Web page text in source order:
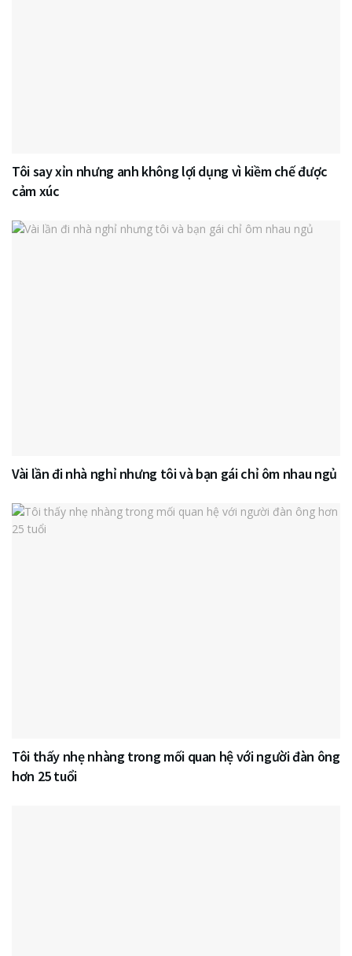
Tôi say xỉn nhưng anh không lợi dụng vì kiềm chế được
cảm xúc
Vài lần đi nhà nghỉ nhưng tôi và bạn gái chỉ ôm nhau ngủ
Tôi thấy nhẹ nhàng trong mối quan hệ với người đàn ông
hơn 25 tuổi